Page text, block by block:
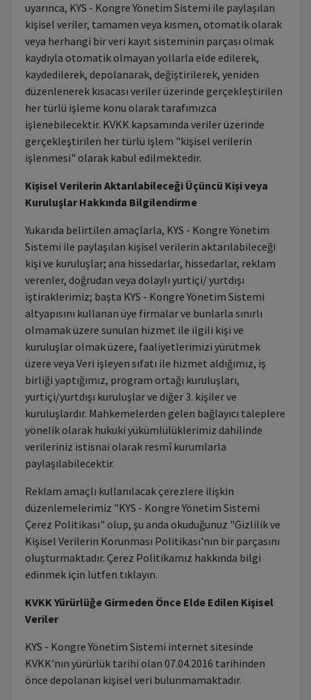
uyarınca, KYS - Kongre Yönetim Sistemi ile paylaşılan
kişisel veriler, tamamen veya kısmen, otomatik olarak
veya herhangi bir veri kayıt sisteminin parçası olmak
kaydıyla otomatik olmayan yollarla elde edilerek,
kaydedilerek, depolanarak, değiştirilerek, yeniden
düzenlenerek kısacası veriler üzerinde gerçekleştirilen
her türlü işleme konu olarak tarafımızca
işlenebilecektir. KVKK kapsamında veriler üzerinde
gerçekleştirilen her türlü işlem "kişisel verilerin
işlenmesi" olarak kabul edilmektedir.
Kişisel Verilerin Aktarılabileceği Üçüncü Kişi veya
Kuruluşlar Hakkında Bilgilendirme
Yukarıda belirtilen amaçlarla, KYS - Kongre Yönetim
Sistemi ile paylaşılan kişisel verilerin aktarılabileceği
kişi ve kuruluşlar; ana hissedarlar, hissedarlar, reklam
verenler, doğrudan veya dolaylı yurtiçi/ yurtdışı
iştiraklerimiz; başta KYS - Kongre Yönetim Sistemi
altyapısını kullanan üye firmalar ve bunlarla sınırlı
olmamak üzere sunulan hizmet ile ilgili kişi ve
kuruluşlar olmak üzere, faaliyetlerimizi yürütmek
üzere veya Veri işleyen sıfatı ile hizmet aldığımız, iş
birliği yaptığımız, program ortağı kuruluşları,
yurtiçi/yurtdışı kuruluşlar ve diğer 3. kişiler ve
kuruluşlardır. Mahkemelerden gelen bağlayıcı taleplere
yönelik olarak hukuki yükümlülüklerimiz dahilinde
verileriniz istisnai olarak resmî kurumlarla
paylaşılabilecektir.
Reklam amaçlı kullanılacak çerezlere ilişkin
düzenlemelerimiz "KYS - Kongre Yönetim Sistemi
Çerez Politikası" olup, şu anda okuduğunuz "Gizlilik ve
Kişisel Verilerin Korunması Politikası'nın bir parçasını
oluşturmaktadır. Çerez Politikamız hakkında bilgi
edinmek için lütfen tıklayın.
KVKK Yürürlüğe Girmeden Önce Elde Edilen Kişisel
Veriler
KYS - Kongre Yönetim Sistemi internet sitesinde
KVKK'nın yürürlük tarihi olan 07.04.2016 tarihinden
önce depolanan kişisel veri bulunmamaktadır.